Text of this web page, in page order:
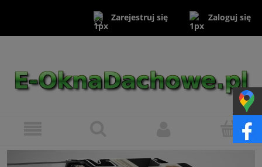
Zarejestruj się Zaloguj się